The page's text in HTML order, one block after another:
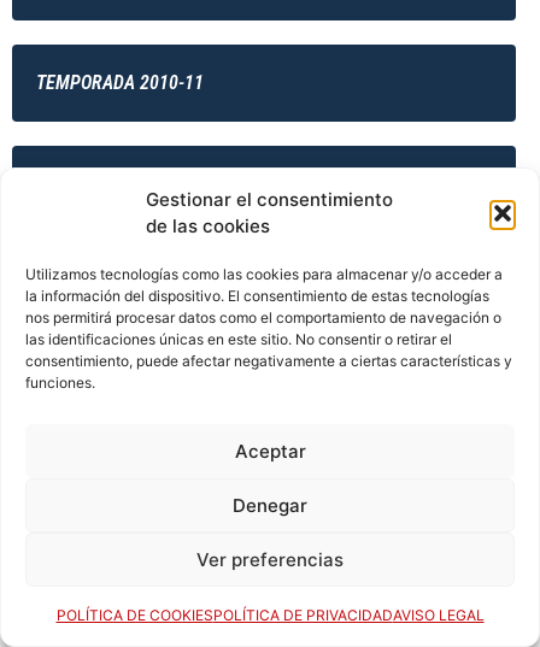
Gestionar el consentimiento
de las cookies
Utilizamos tecnologías como las cookies para almacenar y/o acceder a
la información del dispositivo. El consentimiento de estas tecnologías
nos permitirá procesar datos como el comportamiento de navegación o
las identificaciones únicas en este sitio. No consentir o retirar el
consentimiento, puede afectar negativamente a ciertas características y
funciones.
Aceptar
Denegar
Ver preferencias
POLÍTICA DE COOKIESPOLÍTICA DE PRIVACIDADAVISO LEGAL
TEMPORADA 2010-11
TEMPORADA 2011-12
TEMPORADA 2011-12